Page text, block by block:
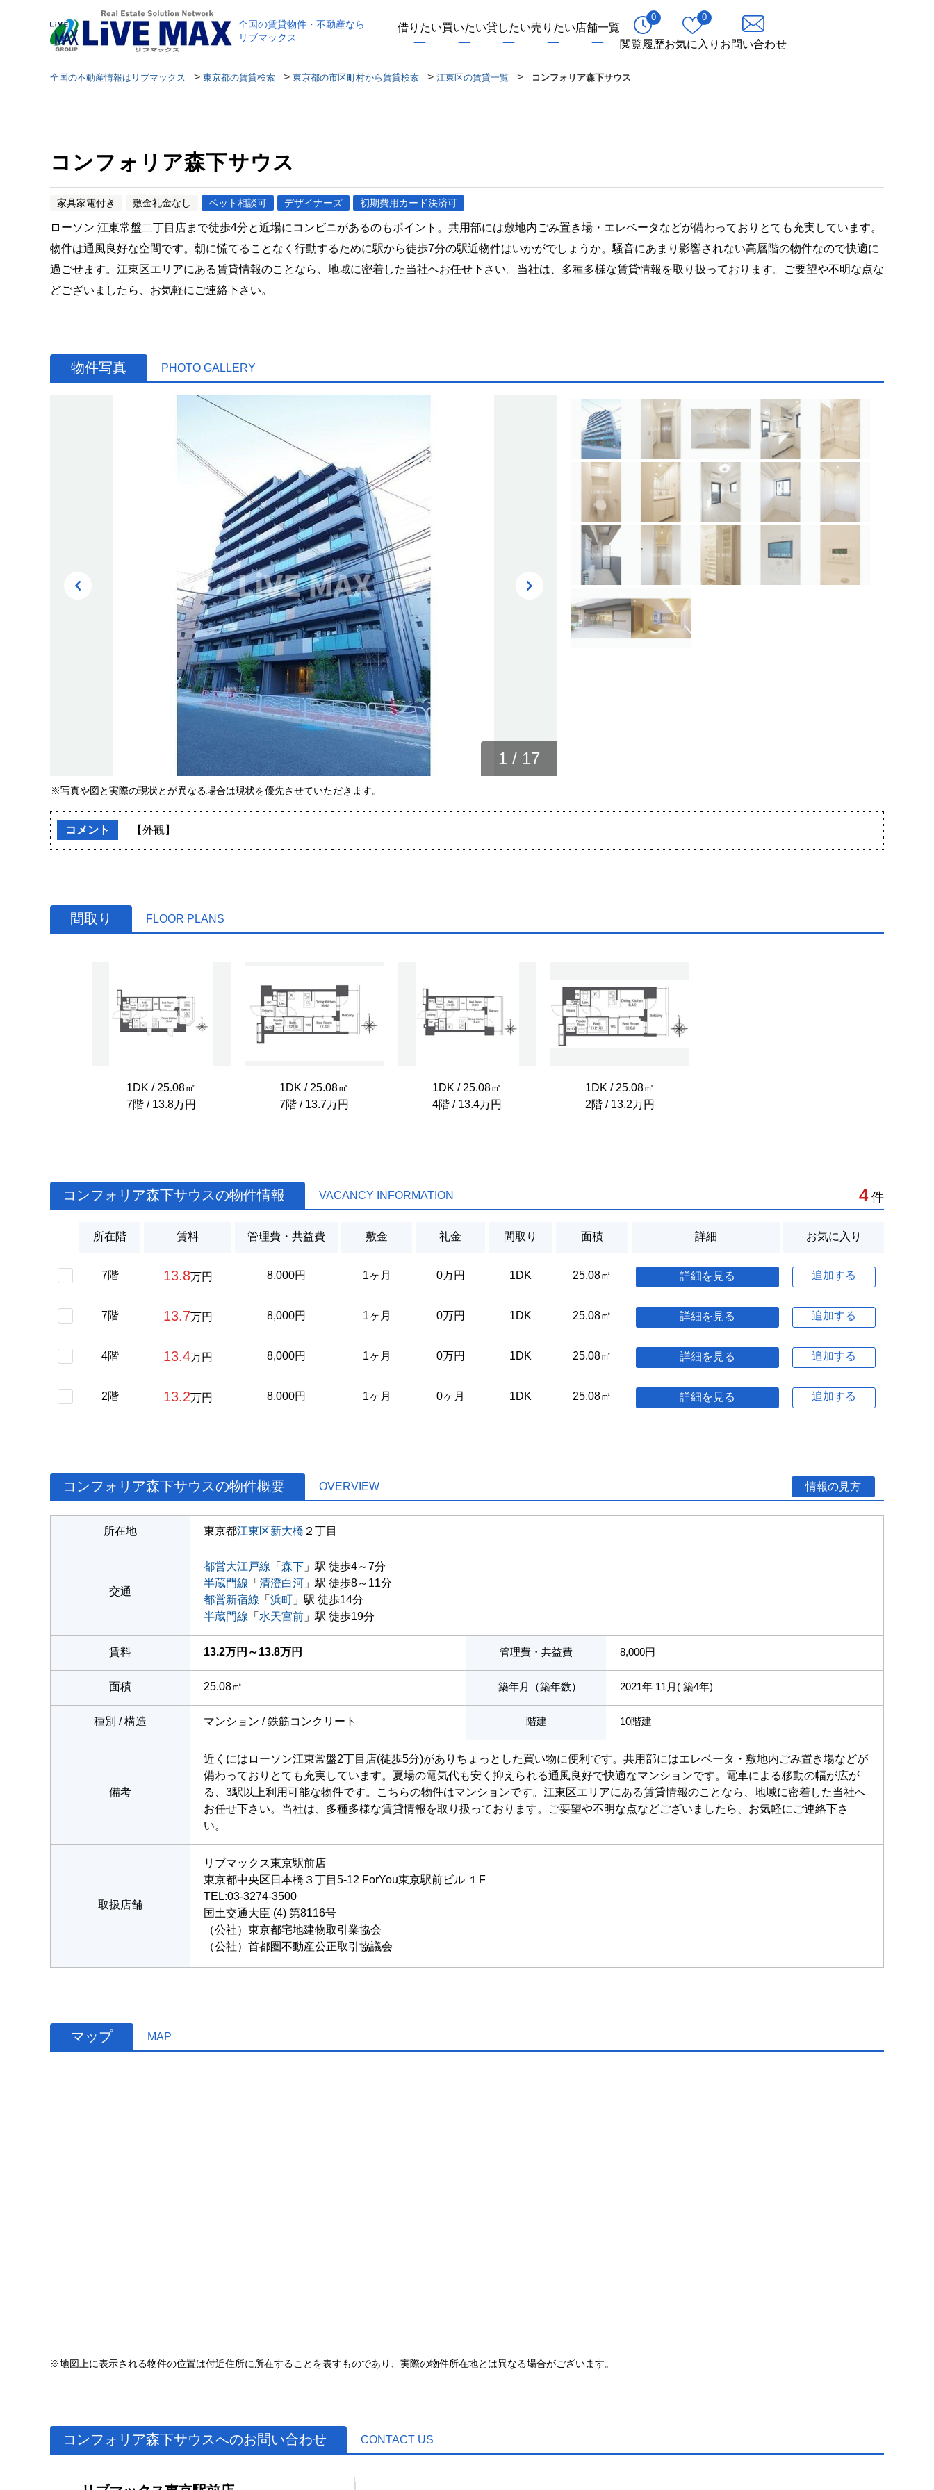
全国の賃貸物件・不動産なら
リブマックス
借りたい買いたい貸したい売りたい店舗一覧
0
閲覧履歴
0
お気に入り お問い合わせ
全国の不動産情報はリブマックス > 東京都の賃貸検索 > 東京都の市区町村から賃貸検索 > 江東区の賃貸一覧 > コンフォリア森下サウス
コンフォリア森下サウス
家具家電付き 敷金礼金なし ペット相談可 デザイナーズ 初期費用カード決済可
ローソン 江東常盤二丁目店まで徒歩4分と近場にコンビニがあるのもポイント。共用部には敷地内ごみ置き場・エレベータなどが備わっておりとても充実しています。
物件は通風良好な空間です。朝に慌てることなく行動するために駅から徒歩7分の駅近物件はいかがでしょうか。騒音にあまり影響されない高層階の物件なので快適に
過ごせます。江東区エリアにある賃貸情報のことなら、地域に密着した当社へお任せ下さい。当社は、多種多様な賃貸情報を取り扱っております。ご要望や不明な点な
どございましたら、お気軽にご連絡下さい。
物件写真 PHOTO GALLERY
1 / 17
※写真や図と実際の現状とが異なる場合は現状を優先させていただきます。
コメント 【外観】
間取り FLOOR PLANS
1DK / 25.08㎡
7階 / 13.8万円
1DK / 25.08㎡
7階 / 13.7万円
1DK / 25.08㎡
4階 / 13.4万円
1DK / 25.08㎡
2階 / 13.2万円
コンフォリア森下サウスの物件情報 VACANCY INFORMATION 4 件
所在階 賃料 管理費・共益費 敷金 礼金 間取り 面積 詳細 お気に入り
7階 13.8万円 8,000円 1ヶ月 0万円 1DK 25.08㎡ 詳細を見る 追加する
7階 13.7万円 8,000円 1ヶ月 0万円 1DK 25.08㎡ 詳細を見る 追加する
4階 13.4万円 8,000円 1ヶ月 0万円 1DK 25.08㎡ 詳細を見る 追加する
2階 13.2万円 8,000円 1ヶ月 0ヶ月 1DK 25.08㎡ 詳細を見る 追加する
コンフォリア森下サウスの物件概要 OVERVIEW 情報の見方
所在地 東京都江東区新大橋 ２丁目
交通
都営大江戸線 「 森下 」駅 徒歩4～7分
半蔵門線 「 清澄白河 」駅 徒歩8～11分
都営新宿線 「 浜町 」駅 徒歩14分
半蔵門線 「 水天宮前 」駅 徒歩19分
賃料 13.2万円～13.8万円 管理費・共益費 8,000円
面積 25.08㎡ 築年月（築年数） 2021年 11月( 築4年)
種別 / 構造 マンション / 鉄筋コンクリート 階建 10階建
備考
近くにはローソン江東常盤2丁目店(徒歩5分)がありちょっとした買い物に便利です。共用部にはエレベータ・敷地内ごみ置き場などが
備わっておりとても充実しています。夏場の電気代も安く抑えられる通風良好で快適なマンションです。電車による移動の幅が広が
る、3駅以上利用可能な物件です。こちらの物件はマンションです。江東区エリアにある賃貸情報のことなら、地域に密着した当社へ
お任せ下さい。当社は、多種多様な賃貸情報を取り扱っております。ご要望や不明な点などございましたら、お気軽にご連絡下さ
い。
取扱店舗
リブマックス東京駅前店
東京都中央区日本橋３丁目5-12 ForYou東京駅前ビル １F
TEL:03-3274-3500
国土交通大臣 (4) 第8116号
（公社）東京都宅地建物取引業協会
（公社）首都圏不動産公正取引協議会
マップ MAP
※地図上に表示される物件の位置は付近住所に所在することを表すものであり、実際の物件所在地とは異なる場合がございます。
コンフォリア森下サウスへのお問い合わせ CONTACT US